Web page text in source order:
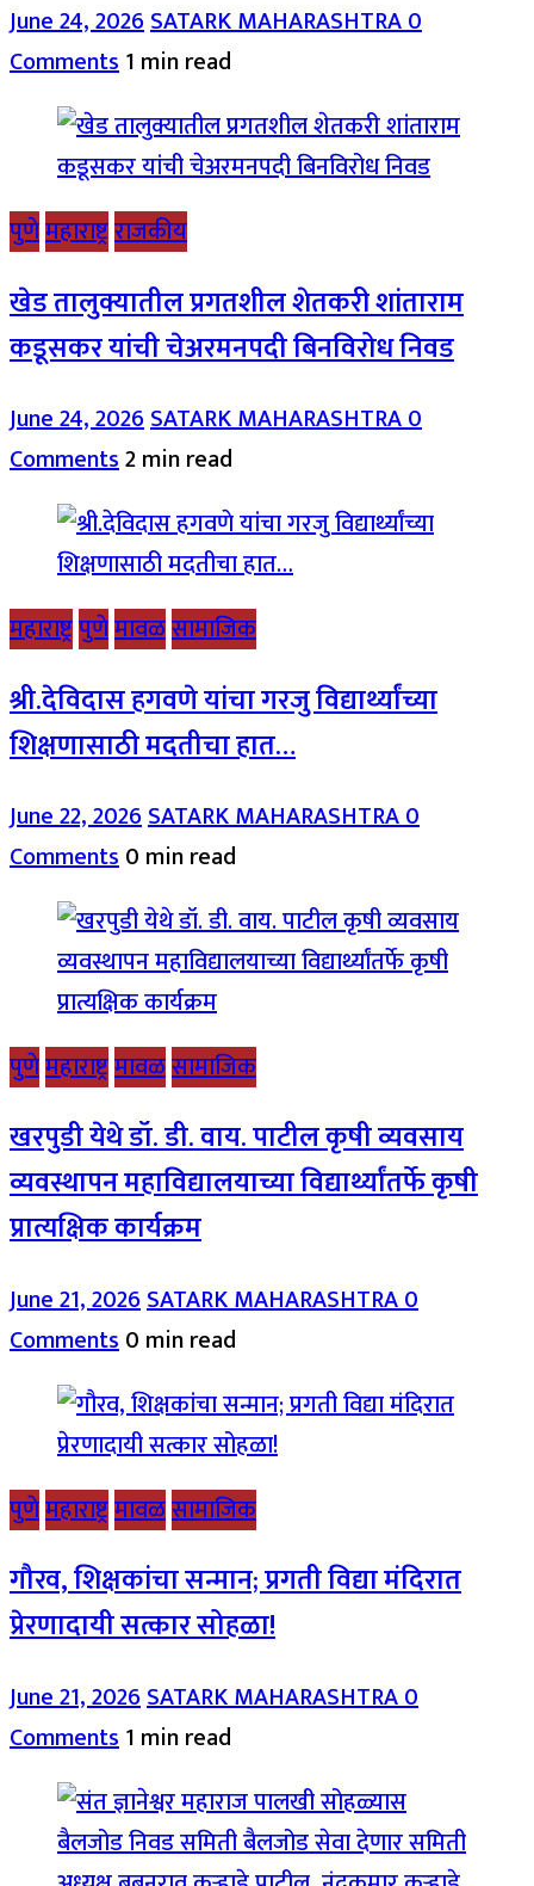
June 24, 2026SATARK MAHARASHTRA0
Comments1 min read
पुणेमहाराष्ट्रराजकीय
खेड तालुक्यातील प्रगतशील शेतकरी शांताराम
कडूसकर यांची चेअरमनपदी बिनविरोध निवड
June 24, 2026SATARK MAHARASHTRA0
Comments2 min read
महाराष्ट्रपुणेमावळसामाजिक
श्री.देविदास हगवणे यांचा गरजु विद्यार्थ्यांच्या
शिक्षणासाठी मदतीचा हात…
June 22, 2026SATARK MAHARASHTRA0
Comments0 min read
पुणेमहाराष्ट्रमावळसामाजिक
खरपुडी येथे डॉ. डी. वाय. पाटील कृषी व्यवसाय
व्यवस्थापन महाविद्यालयाच्या विद्यार्थ्यांतर्फे कृषी
प्रात्यक्षिक कार्यक्रम
June 21, 2026SATARK MAHARASHTRA0
Comments0 min read
पुणेमहाराष्ट्रमावळसामाजिक
गौरव, शिक्षकांचा सन्मान; प्रगती विद्या मंदिरात
प्रेरणादायी सत्कार सोहळा!
June 21, 2026SATARK MAHARASHTRA0
Comments1 min read